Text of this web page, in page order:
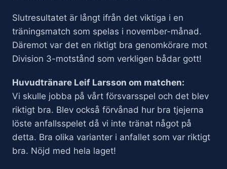
Slutresultatet är långt ifrån det viktiga i en
träningsmatch som spelas i november-månad.
Däremot var det en riktigt bra genomkörare mot
Division 3-motstånd som verkligen bådar gott!
Huvudtränare Leif Larsson om matchen:
Vi skulle jobba på vårt försvarsspel och det blev
riktigt bra. Blev också förvånad hur bra tjejerna
löste anfallsspelet då vi inte tränat något på
detta. Bra olika varianter i anfallet som var riktigt
bra. Nöjd med hela laget!